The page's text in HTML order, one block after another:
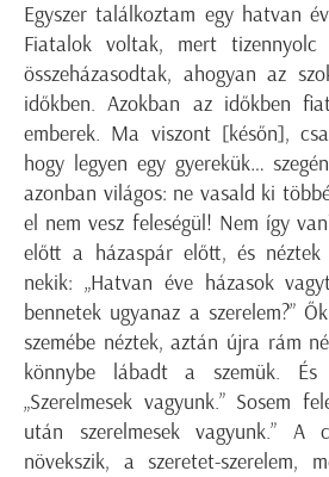
Egyszer találkoztam egy hatvan
Fiatalok voltak, mert
összeházasodtak, ahogyan az
időkben. Azokban az időkben
emberek. Ma viszont [későn],
hogy legyen egy gyerekük…
azonban világos: ne vasald ki
el nem vesz feleségül! Nem így
előtt a házaspár előtt, és
nekik: „Hatvan éve házasok
bennetek ugyanaz a szerelem?”
szemébe néztek, aztán újra rám
könnybe lábadt a szemük. És
„Szerelmesek vagyunk.” Sosem
után szerelmesek vagyunk.” A
növekszik, a szeretet-szerelem,